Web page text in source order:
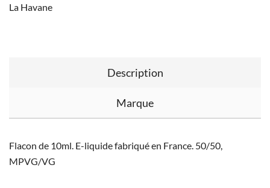
La Havane
Description
Marque
Flacon de 10ml. E-liquide fabriqué en France. 50/50,
MPVG/VG